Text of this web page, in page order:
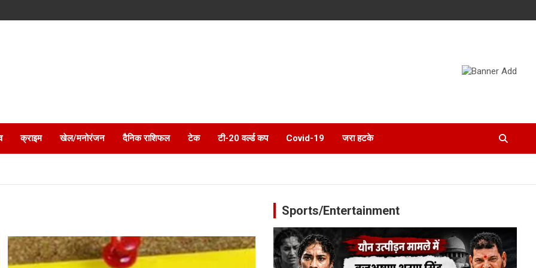
क्राइम खेल/मनोरंजन दैनिक राशिफल टेक टी-20 वर्ल्ड कप Covid-19 जरा हटके
Sports/Entertainment